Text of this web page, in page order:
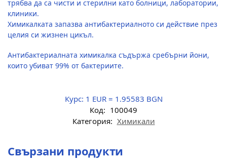
трябва да са чисти и стерилни като болници, лаборатории,
клиники.
Химикалката запазва антибактериалното си действие през
целия си жизнен цикъл.
Антибактериалната химикалка съдържа сребърни йони,
които убиват 99% от бактериите.
Курс: 1 EUR = 1.95583 BGN
Код: 100049
Категория: Химикали
Свързани продукти